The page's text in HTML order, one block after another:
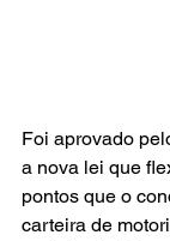
Foi aprovado
a nova lei que
pontos que o
carteira de